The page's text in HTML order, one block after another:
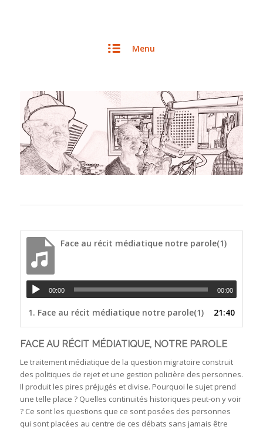
Menu
Face au récit médiatique notre parole(1)
00:00 00:00
1. Face au récit médiatique notre parole(1) 21:40
FACE AU RÉCIT MÉDIATIQUE, NOTRE PAROLE
Le traitement médiatique de la question migratoire construit
des politiques de rejet et une gestion policière des personnes.
Il produit les pires préjugés et divise. Pourquoi le sujet prend
une telle place ? Quelles continuités historiques peut-on y voir
? Ce sont les questions que ce sont posées des personnes
qui sont placées au centre de ces débats sans jamais être